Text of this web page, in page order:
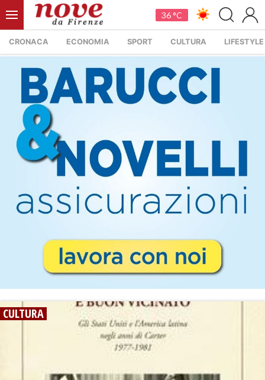
36 °C
CRONACA ECONOMIA SPORT CULTURA LIFESTYLE
CULTURA